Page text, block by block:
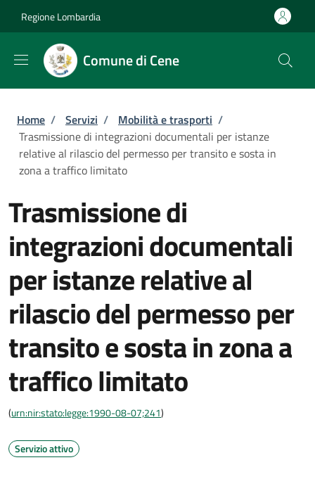
Regione Lombardia
Comune di Cene
Briciole di pane
Home / Servizi / Mobilità e trasporti /
Trasmissione di integrazioni documentali per istanze
relative al rilascio del permesso per transito e sosta in
zona a traffico limitato
Trasmissione di
integrazioni documentali
per istanze relative al
rilascio del permesso per
transito e sosta in zona a
traffico limitato
(urn:nir:stato:legge:1990-08-07;241)
Servizio attivo